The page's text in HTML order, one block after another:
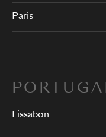
Paris
Lissabon